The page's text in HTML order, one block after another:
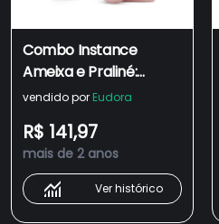
Combo Instance
Ameixa e Praliné:
Sabonete em Barra
Creme Corporal
400ml + Spray
Perfumado 200ml
vendido por Eudora
R$ 141,97
mais de 2 anos
Ver histórico